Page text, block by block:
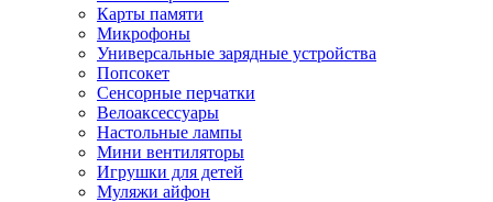
Карты памяти
Микрофоны
Универсальные зарядные устройства
Попсокет
Сенсорные перчатки
Велоаксессуары
Настольные лампы
Мини вентиляторы
Игрушки для детей
Муляжи айфон